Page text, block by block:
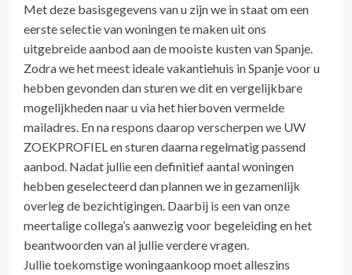
Met deze basisgegevens van u zijn we in staat om een
eerste selectie van woningen te maken uit ons
uitgebreide aanbod aan de mooiste kusten van Spanje.
Zodra we het meest ideale vakantiehuis in Spanje voor u
hebben gevonden dan sturen we dit en vergelijkbare
mogelijkheden naar u via het hierboven vermelde
mailadres. En na respons daarop verscherpen we UW
ZOEKPROFIEL en sturen daarna regelmatig passend
aanbod. Nadat jullie een definitief aantal woningen
hebben geselecteerd dan plannen we in gezamenlijk
overleg de bezichtigingen. Daarbij is een van onze
meertalige collega’s aanwezig voor begeleiding en het
beantwoorden van al jullie verdere vragen.
Jullie toekomstige woningaankoop moet alleszins